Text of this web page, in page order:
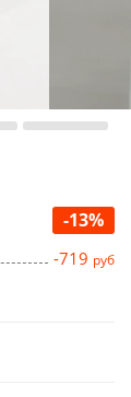
-13%
-719 руб